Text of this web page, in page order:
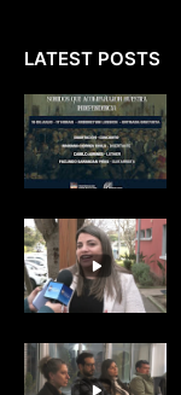
LATEST POSTS